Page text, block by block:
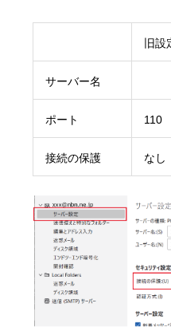
旧設
サーバー名
ポート 110
接続の保護 なし